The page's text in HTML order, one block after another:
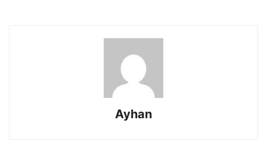
Ayhan